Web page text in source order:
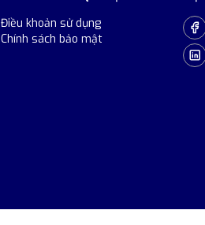
Điều khoản sử dụng
Chính sách bảo mật